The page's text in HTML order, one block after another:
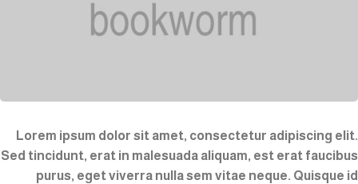
Lorem ipsum dolor sit amet, consectetur adipiscing elit.
Sed tincidunt, erat in malesuada aliquam, est erat faucibus
purus, eget viverra nulla sem vitae neque. Quisque id